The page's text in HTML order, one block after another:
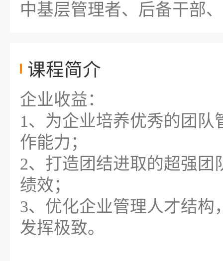
中基层管理者、后备干部
课程简介
企业收益：
1、为企业培养优秀的团
作能力；
2、打造团结进取的超强
绩效；
3、优化企业管理人才结
发挥极致。